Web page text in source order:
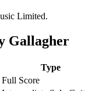
Limited.
Gallagher
Type
Full Score